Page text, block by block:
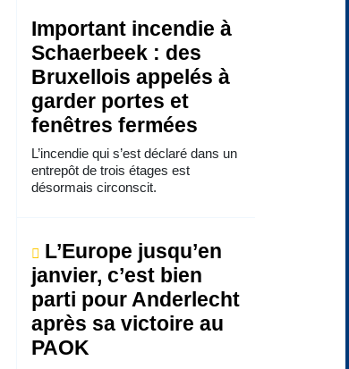
Important incendie à
Schaerbeek : des
Bruxellois appelés à
garder portes et
fenêtres fermées
L’incendie qui s’est déclaré dans un
entrepôt de trois étages est
désormais circonscit.
L’Europe jusqu’en
janvier, c’est bien
parti pour Anderlecht
après sa victoire au
PAOK